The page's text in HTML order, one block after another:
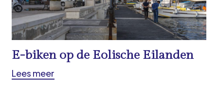
E-biken op de Eolische Eilanden
Lees meer